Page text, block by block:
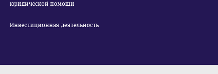
юридической помощи
Инвестиционная деятельность